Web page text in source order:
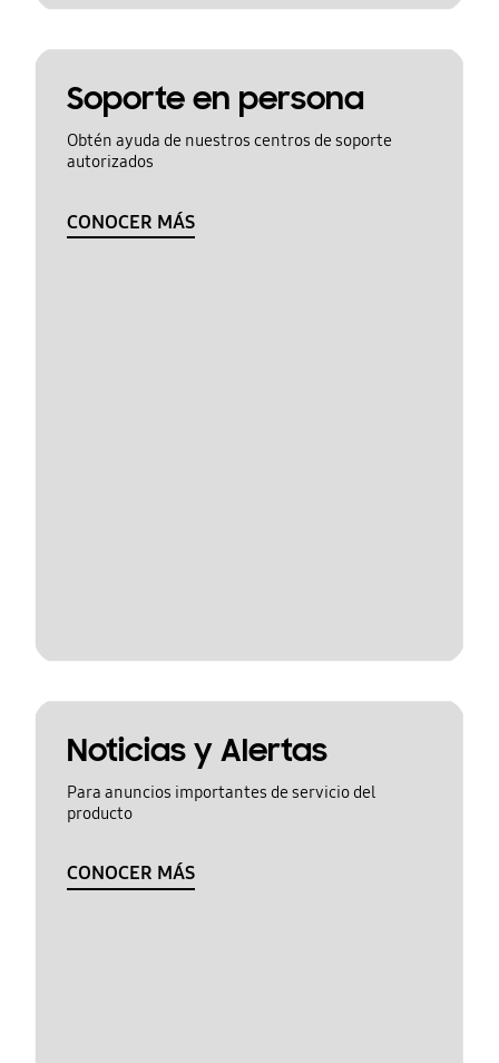
Soporte en persona
Obtén ayuda de nuestros centros de soporte
autorizados
CONOCER MÁS
Noticias y Alertas
Para anuncios importantes de servicio del
producto
CONOCER MÁS